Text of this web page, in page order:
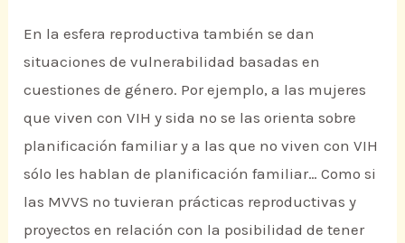
En la esfera reproductiva también se dan
situaciones de vulnerabilidad basadas en
cuestiones de género. Por ejemplo, a las mujeres
que viven con VIH y sida no se las orienta sobre
planificación familiar y a las que no viven con VIH
sólo les hablan de planificación familiar… Como si
las MVVS no tuvieran prácticas reproductivas y
proyectos en relación con la posibilidad de tener